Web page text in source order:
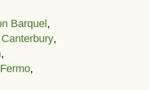
Barquel,
,
,
,